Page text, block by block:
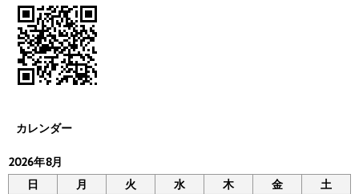
カレンダー
2026年8月
日
月 火 水 木 金 土